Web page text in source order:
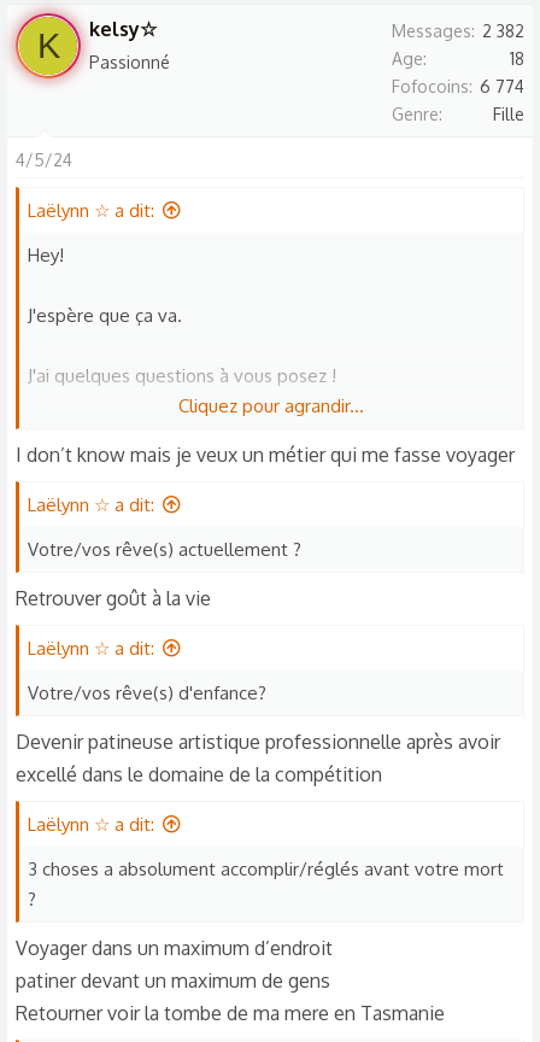
K kelsy☆
Passionné
Messages
2 382
Age
18
Fofocoins 6 774
Genre
Fille
4/5/24
Laëlynn ☆ a dit:
Hey!
J'espère que ça va.
J'ai quelques questions à vous posez !
Votre/vos métier(s) de rêve(s) ?
Cliquez pour agrandir...
I don’t know mais je veux un métier qui me fasse voyager
Laëlynn ☆ a dit:
Votre/vos rêve(s) actuellement ?
Retrouver goût à la vie
Laëlynn ☆ a dit:
Votre/vos rêve(s) d'enfance?
Devenir patineuse artistique professionnelle après avoir
excellé dans le domaine de la compétition
Laëlynn ☆ a dit:
3 choses a absolument accomplir/réglés avant votre mort
?
Voyager dans un maximum d’endroit
patiner devant un maximum de gens
Retourner voir la tombe de ma mere en Tasmanie